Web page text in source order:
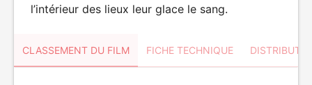
l’intérieur des lieux leur glace le sang.
CLASSEMENT DU FILM FICHE TECHNIQUE